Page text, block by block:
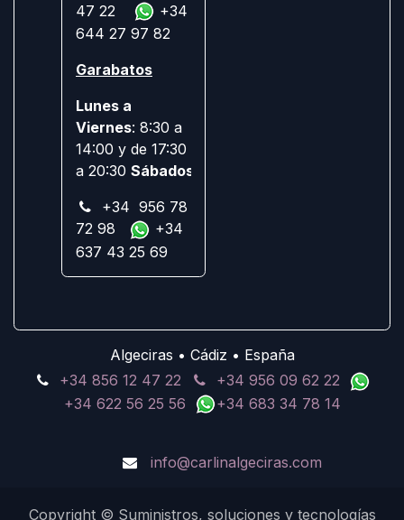
47 22
+34
644 27 97 82
Garabatos
Lunes a
Viernes: 8:30 a
14:00 y de 17:30
a 20:30 Sábados:
+34 956 78
72 98
+34
637 43 25 69
Algeciras • Cádiz • España
+34 856 12 47 22
+34 956 09 62 22
+34 622 56 25 56
+34 683 34 78 14
info@carlinalgeciras.com
Copyright © Suministros, soluciones y tecnologías